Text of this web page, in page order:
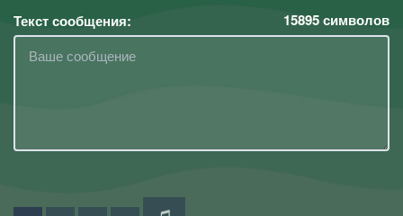
Текст сообщения: 15895символов